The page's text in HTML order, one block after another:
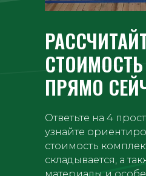
СТОИМОСТЬ
ПРЯМО
Ответьте на 4
узнайте
стоимость
складывается, а